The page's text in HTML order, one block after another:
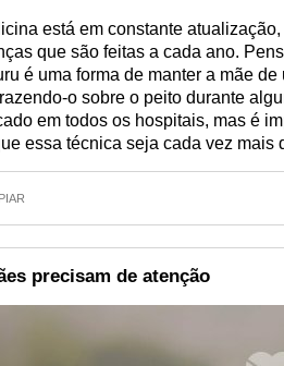
está em constante
que são feitas a cada ano.
é uma forma de manter a mãe
o sobre o peito durante
em todos os hospitais, mas é
essa técnica seja cada vez mais
precisam de atenção